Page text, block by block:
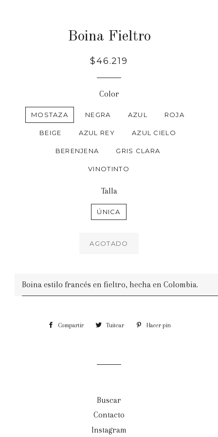
Boina Fieltro
Precio
$46.219
Color
MOSTAZA NEGRA AZUL ROJA
BEIGE AZUL REY AZUL CIELO
BERENJENA GRIS CLARA
VINOTINTO
Talla
ÚNICA
AGOTADO
Boina estilo francés en fieltro, hecha en Colombia.
Compartir CompartirTuitear TuitearHacer pin
Buscar
Contacto
Instagram